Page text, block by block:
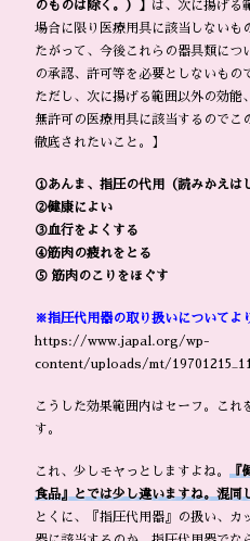
のものは除く。）】
は、次に揚げる
場合に限り医療用具に該当しないも
たがって、今後これらの器具類につ
の承認、許可等を必要としないもの
ただし、次に揚げる範囲以外の効能
無許可の医療用具に該当するのでこ
徹底されたいこと。】
①あんま、指圧の代用（読みかえは
②健康によい
③血行をよくする
④筋肉の疲れをとる
⑤ 筋肉のこりをほぐす
※指圧代用器の取り扱いについてよ
https://www.japal.org/wp-
content/uploads/mt/
こうした効果範囲内はセーフ。こ
す。
これ、少しモヤっとしますよね。 『
食品』とでは少し違いますね。混同
とくに、『指圧代用器』の扱い、カ